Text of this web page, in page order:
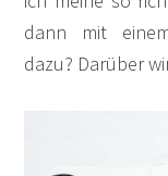
dann mit
dazu? Darüber